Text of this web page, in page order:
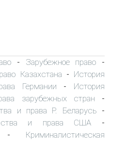
- Зарубежное право -
Казахстана - История
Германии - История
зарубежных стран -
и права Р. Беларусь -
и права США -
Криминалистическая